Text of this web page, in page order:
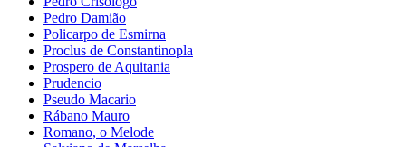
Pedro Damião
Policarpo de Esmirna
Proclus de Constantinopla
Prospero de Aquitania
Prudencio
Pseudo Macario
Rábano Mauro
Romano, o Melode